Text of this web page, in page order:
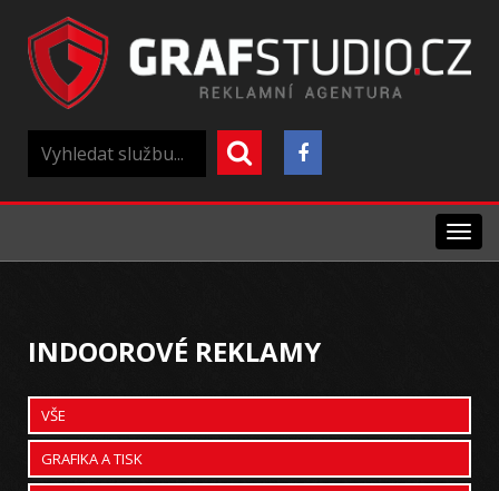
Menu
INDOOROVÉ REKLAMY
VŠE
GRAFIKA A TISK